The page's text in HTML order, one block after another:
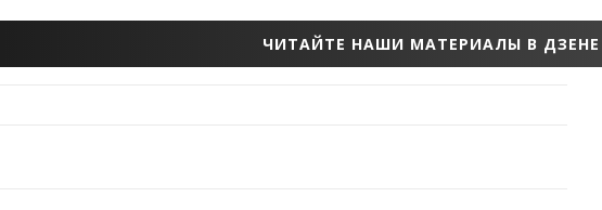
ЧИТАЙТЕ НАШИ МАТЕРИАЛЫ В ДЗЕНЕ